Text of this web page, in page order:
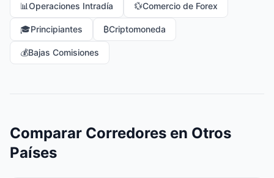
📊Operaciones Intradía 💱Comercio de Forex
🎓Principiantes ₿Criptomoneda
💰Bajas Comisiones
Comparar Corredores en Otros
Países